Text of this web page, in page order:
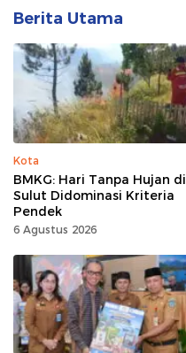
Berita Utama
Kota
BMKG: Hari Tanpa Hujan di
Sulut Didominasi Kriteria
Pendek
6 Agustus 2026